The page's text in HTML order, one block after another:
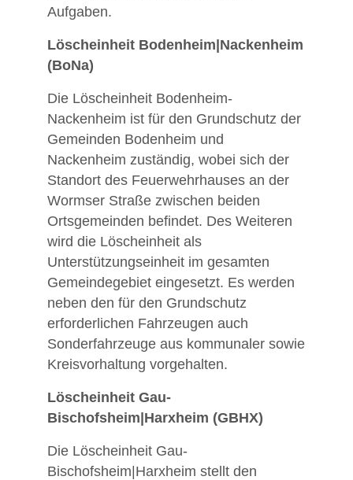
Aufgaben.
Löscheinheit Bodenheim|Nackenheim
(BoNa)
Die Löscheinheit Bodenheim-
Nackenheim ist für den Grundschutz der
Gemeinden Bodenheim und
Nackenheim zuständig, wobei sich der
Standort des Feuerwehrhauses an der
Wormser Straße zwischen beiden
Ortsgemeinden befindet. Des Weiteren
wird die Löscheinheit als
Unterstützungseinheit im gesamten
Gemeindegebiet eingesetzt. Es werden
neben den für den Grundschutz
erforderlichen Fahrzeugen auch
Sonderfahrzeuge aus kommunaler sowie
Kreisvorhaltung vorgehalten.
Löscheinheit Gau-
Bischofsheim|Harxheim (GBHX)
Die Löscheinheit Gau-
Bischofsheim|Harxheim stellt den